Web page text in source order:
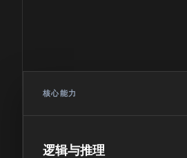
核心能力
逻辑与推理